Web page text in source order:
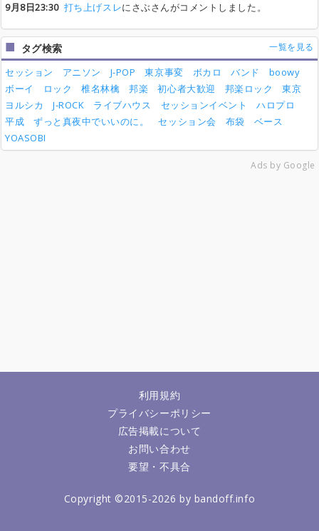
9月8日23:30 打ち上げスレにさぶさんがコメントしました。
タグ検索 一覧を見る
セッション アニソン J-POP 東京事変 ボカロ バンド
boowy
ボーイ
ロック 椎名林檎 邦楽 初心者大歓迎 邦楽ロック
東京
ヨルシカ
J-ROCK ライブハウス セッションイベント
ハロプロ
平成
ずっと真夜中でいいのに。 セッション会 布袋
ベース
YOASOBI
Ads by Google
利用規約
プライバシーポリシー
広告掲載について
お問い合わせ
要望・不具合
Copyright ©2015-2026 by bandoff.info